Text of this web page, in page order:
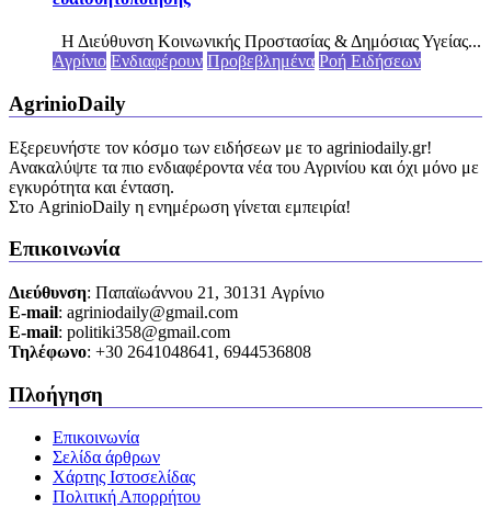
Η Διεύθυνση Κοινωνικής Προστασίας & Δημόσιας Υγείας...
Αγρίνιο Ενδιαφέρουν Προβεβλημένα Ροή Ειδήσεων
AgrinioDaily
Εξερευνήστε τον κόσμο των ειδήσεων με το agriniodaily.gr!
Ανακαλύψτε τα πιο ενδιαφέροντα νέα του Αγρινίου και όχι μόνο με
εγκυρότητα και ένταση.
Στο AgrinioDaily η ενημέρωση γίνεται εμπειρία!
Επικοινωνία
Διεύθυνση: Παπαϊωάννου 21, 30131 Αγρίνιο
Ε-mail: agriniodaily@gmail.com
Ε-mail: politiki358@gmail.com
Τηλέφωνο: +30 2641048641, 6944536808
Πλοήγηση
Επικοινωνία
Σελίδα άρθρων
Χάρτης Ιστοσελίδας
Πολιτική Απορρήτου